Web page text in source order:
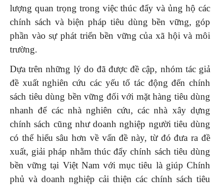
lượng quan trọng trong việc thúc đẩy và ủng hộ các
chính sách và biện pháp tiêu dùng bền vững, góp
phần vào sự phát triển bền vững của xã hội và môi
trường.
Dựa trên những lý do đã được đề cập, nhóm tác giả
đề xuất nghiên cứu các yếu tố tác động đến chính
sách tiêu dùng bền vững đối với mặt hàng tiêu dùng
nhanh để các nhà nghiên cứu, các nhà xây dựng
chính sách cũng như doanh nghiệp người tiêu dùng
có thể hiểu sâu hơn về vấn đề này, từ đó đưa ra đề
xuất, giải pháp nhằm thúc đẩy chính sách tiêu dùng
bền vững tại Việt Nam với mục tiêu là giúp Chính
phủ và doanh nghiệp cải thiện các chính sách tiêu